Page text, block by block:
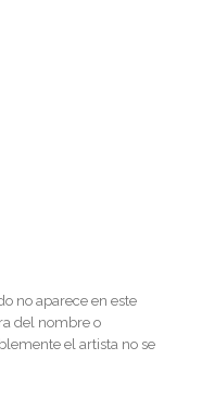
no aparece en este
del nombre o
el artista no se